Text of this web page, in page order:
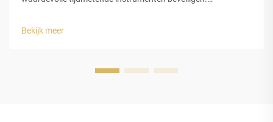
ethyleenvinylacetaat (EVA)-schuim biedt luxe horlogedozen
Bekijk meer